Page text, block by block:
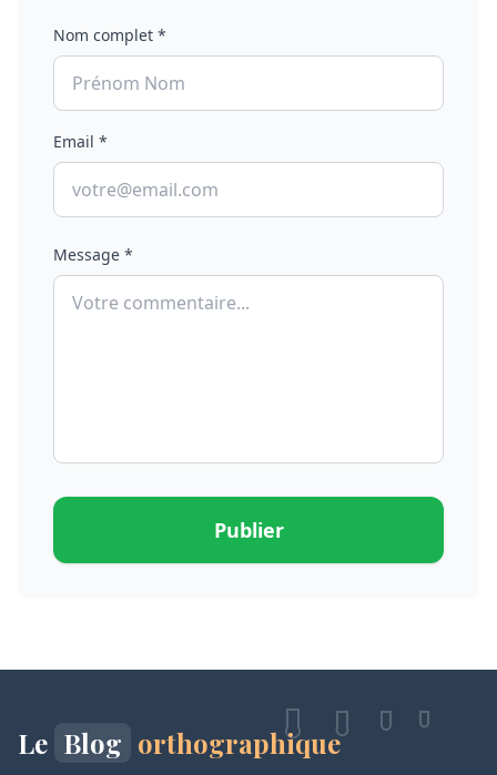
Nom complet *
Email *
Message *
Publier
Le Blog orthographique